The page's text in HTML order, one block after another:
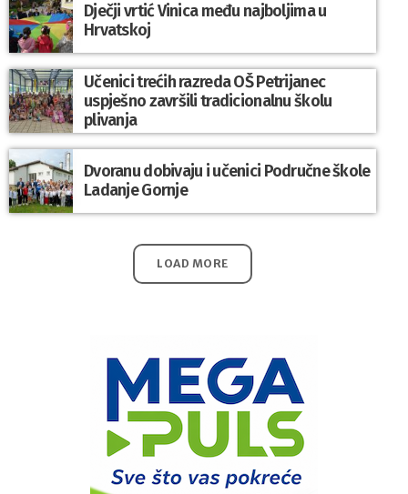
Dječji vrtić Vinica među najboljima u
Hrvatskoj
Učenici trećih razreda OŠ Petrijanec
uspješno završili tradicionalnu školu
plivanja
Dvoranu dobivaju i učenici Područne škole
Ladanje Gornje
LOAD MORE